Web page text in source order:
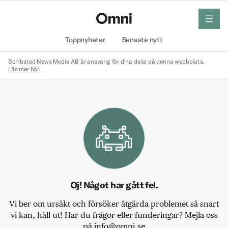
Toppnyheter Senaste nytt
meny
Schibsted News Media AB är ansvarig för dina data på denna webbplats.
Läs mer här
Oj! Något har gått fel.
Vi ber om ursäkt och försöker åtgärda problemet så snart
vi kan, håll ut! Har du frågor eller funderingar? Mejla oss